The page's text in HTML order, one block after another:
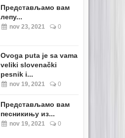
Представљамо вам
лепу...
nov 23, 2021 0
Ovoga puta je sa vama
veliki slovenački
pesnik i...
nov 19, 2021 0
Представљамо вам
песникињу из...
nov 19, 2021 0